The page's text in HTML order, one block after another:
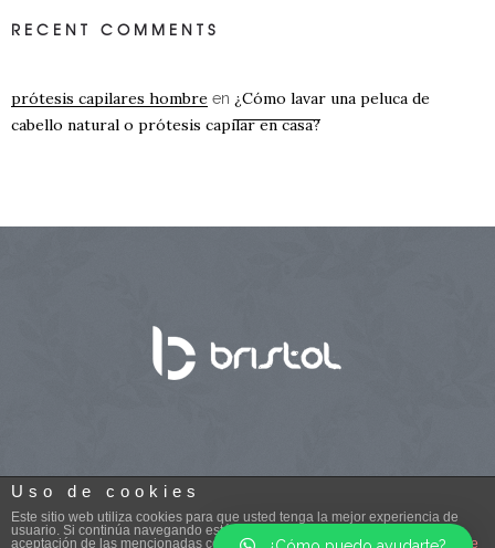
RECENT COMMENTS
prótesis capilares hombre en ¿Cómo lavar una peluca de
cabello natural o prótesis capilar en casa?
Uso de cookies
Este sitio web utiliza cookies para que usted tenga la mejor experiencia de
usuario. Si continúa navegando está dando su consentimiento para la
aceptación de las mencionadas cookies y la aceptación de nuestrapolítica de